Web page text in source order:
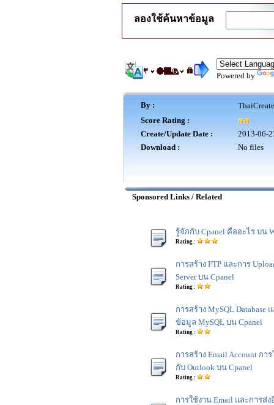
ลองใช้ค้นหาข้อมูล
Powered by
By :
Score Rating :
Create/Update Date :
2013-06-
Download :
No files
Sponsored Links / Related
รู้จักกับ Cpanel คืออะไร บน
Rating :
การสร้าง FTP และการ
Server บน Cpanel
Rating :
การสร้าง MySQL Database
ข้อมูล MySQL บน Cpanel
Rating :
การสร้าง Email Account กา
กับ Outlook บน Cpanel
Rating :
การใช้งาน Email และการส่ง